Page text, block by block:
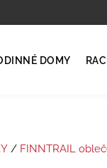
DOMY
/ FINNTRAIL